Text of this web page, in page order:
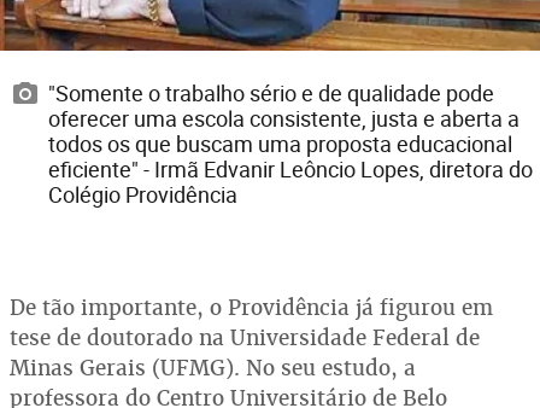
"Somente o trabalho sério e de qualidade pode
oferecer uma escola consistente, justa e aberta a
todos os que buscam uma proposta educacional
eficiente" - Irmã Edvanir Leôncio Lopes, diretora do
Colégio Providência
De tão importante, o Providência já figurou em
tese de doutorado na Universidade Federal de
Minas Gerais (UFMG). No seu estudo, a
professora do Centro Universitário de Belo